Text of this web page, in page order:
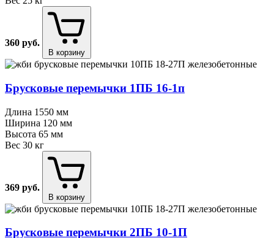
360 руб.
В корзину
Брусковые перемычки 1ПБ 16⁠-⁠1п
Длина 1550 мм
Ширина 120 мм
Высота 65 мм
Вес 30 кг
369 руб.
В корзину
Брусковые перемычки 2ПБ 10⁠-⁠1П